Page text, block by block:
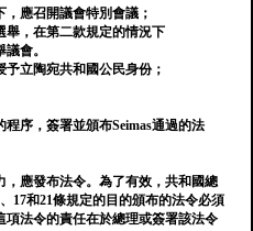
應召開議會特別會議；
舉，在第二款規定的情況下
會。
立陶宛共和國公民身份；
序，簽署並頒布Seimas通過的法
，應發布法令。為了有效，共和國總
17和21條規定的目的頒布的法令必須
項法令的責任在於總理或簽署該法令